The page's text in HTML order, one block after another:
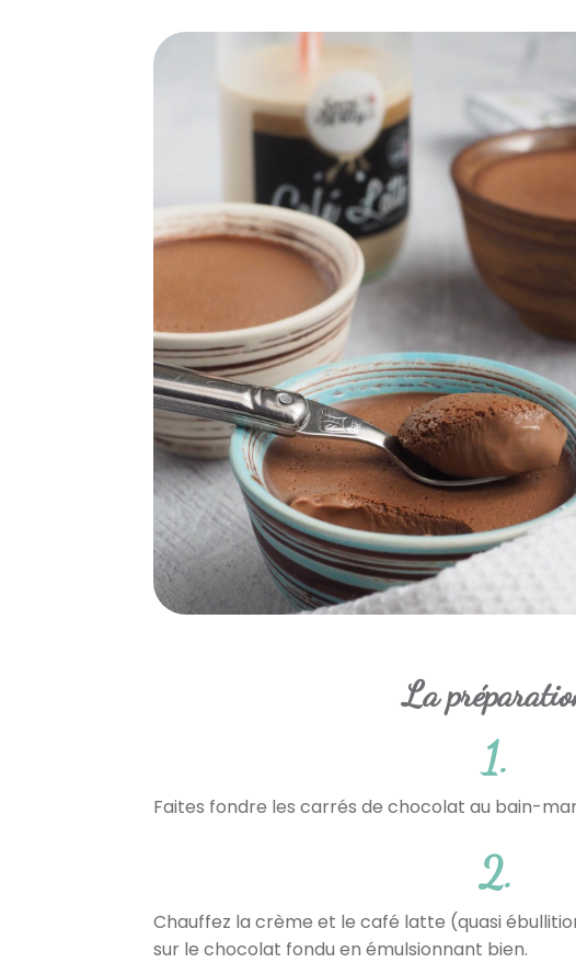
La
1.
Faites fondre les carrés de chocolat au bain-
2.
Chauffez la crème et le café latte (quasi
sur le chocolat fondu en émulsionnant bien.